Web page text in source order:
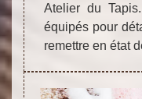
Atelier du
équipés pour
remettre en état